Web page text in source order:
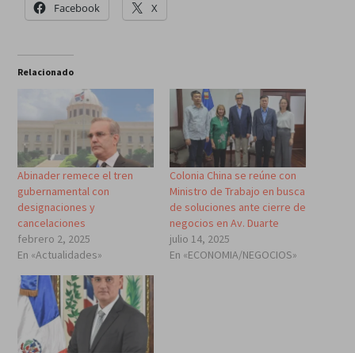
Facebook X
Relacionado
Abinader remece el tren
gubernamental con
designaciones y
cancelaciones
febrero 2, 2025
En «Actualidades»
Colonia China se reúne con
Ministro de Trabajo en busca
de soluciones ante cierre de
negocios en Av. Duarte
julio 14, 2025
En «ECONOMIA/NEGOCIOS»